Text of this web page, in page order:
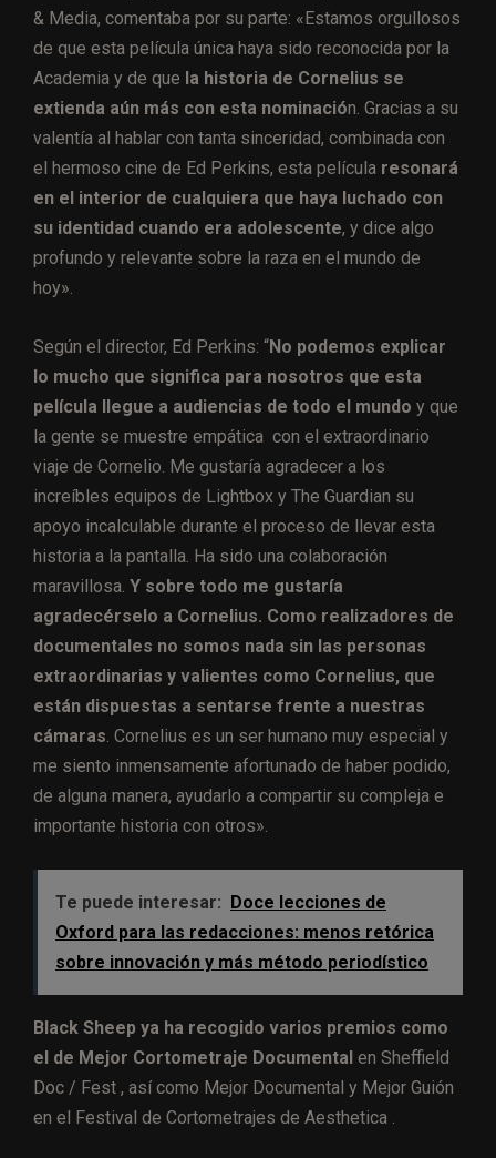
& Media, comentaba por su parte: «Estamos orgullosos
de que esta película única haya sido reconocida por la
Academia y de que la historia de Cornelius se
extienda aún más con esta nominación. Gracias a su
valentía al hablar con tanta sinceridad, combinada con
el hermoso cine de Ed Perkins, esta película resonará
en el interior de cualquiera que haya luchado con
su identidad cuando era adolescente, y dice algo
profundo y relevante sobre la raza en el mundo de
hoy».
Según el director, Ed Perkins: “No podemos explicar
lo mucho que significa para nosotros que esta
película llegue a audiencias de todo el mundo y que
la gente se muestre empática con el extraordinario
viaje de Cornelio. Me gustaría agradecer a los
increíbles equipos de Lightbox y The Guardian su
apoyo incalculable durante el proceso de llevar esta
historia a la pantalla. Ha sido una colaboración
maravillosa. Y sobre todo me gustaría
agradecérselo a Cornelius. Como realizadores de
documentales no somos nada sin las personas
extraordinarias y valientes como Cornelius, que
están dispuestas a sentarse frente a nuestras
cámaras . Cornelius es un ser humano muy especial y
me siento inmensamente afortunado de haber podido,
de alguna manera, ayudarlo a compartir su compleja e
importante historia con otros».
Te puede interesar: Doce lecciones de
Oxford para las redacciones: menos retórica
sobre innovación y más método periodístico
Black Sheep ya ha recogido varios premios como
el de Mejor Cortometraje Documental en Sheffield
Doc / Fest , así como Mejor Documental y Mejor Guión
en el Festival de Cortometrajes de Aesthetica .